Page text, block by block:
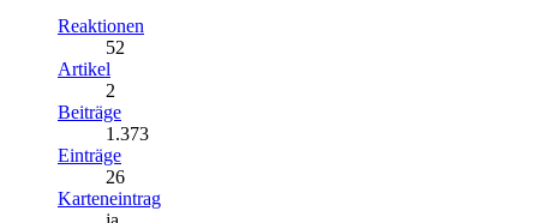
Reaktionen
52
Artikel
2
Beiträge
1.373
Einträge
26
Karteneintrag